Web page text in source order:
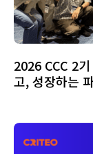
2026 CCC 2
고, 성장하는